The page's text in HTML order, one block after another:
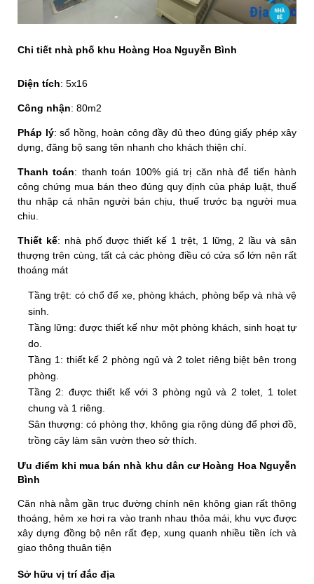
Chi tiết nhà phố khu Hoàng Hoa Nguyễn Bình
Diện tích: 5x16
Công nhận: 80m2
Pháp lý: sổ hồng, hoàn công đầy đủ theo đúng giấy phép xây
dựng, đăng bộ sang tên nhanh cho khách thiện chí.
Thanh toán: thanh toán 100% giá trị căn nhà để tiến hành
công chứng mua bán theo đúng quy định của pháp luật, thuế
thu nhập cá nhân người bán chịu, thuế trước bạ người mua
chiu.
Thiết kế: nhà phố được thiết kế 1 trệt, 1 lững, 2 lầu và sân
thượng trên cùng, tất cả các phòng điều có cửa sổ lớn nên rất
thoáng mát
Tầng trệt: có chổ để xe, phòng khách, phòng bếp và nhà vệ
sinh.
Tầng lững: được thiết kế như một phòng khách, sinh hoạt tự
do.
Tầng 1: thiết kế 2 phòng ngủ và 2 tolet riêng biệt bên trong
phòng.
Tầng 2: được thiết kế với 3 phòng ngủ và 2 tolet, 1 tolet
chung và 1 riêng.
Sân thượng: có phòng thợ, không gia rộng dùng để phơi đồ,
trồng cây làm sân vườn theo sở thích.
Ưu điểm khi mua bán nhà khu dân cư Hoàng Hoa Nguyễn
Bình
Căn nhà nằm gần trục đường chính nên không gian rất thông
thoáng, hẻm xe hơi ra vào tranh nhau thỏa mái, khu vực được
xây dựng đồng bộ nên rất đẹp, xung quanh nhiều tiền ích và
giao thông thuân tiện
Sở hữu vị trí đắc địa